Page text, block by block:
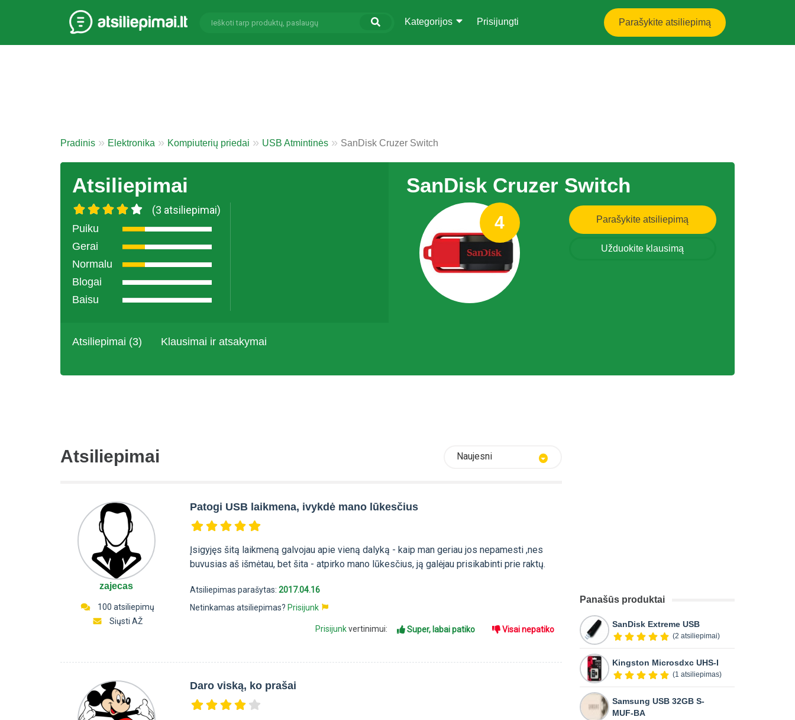
Parašykite atsiliepimą
Kategorijos Prisijungti
Pradinis Elektronika Kompiuterių priedai USB Atmintinės SanDisk Cruzer Switch
Atsiliepimai
(3 atsiliepimai)
Puiku
Gerai
Normalu
Blogai
Baisu
Atsiliepimai (3) Klausimai ir atsakymai
SanDisk Cruzer Switch
4 Parašykite atsiliepimą
Užduokite klausimą
Atsiliepimai Naujesni
zajecas
100 atsiliepimų
Siųsti AŽ
Patogi USB laikmena, ivykdė mano lūkesčius
Įsigyjęs šitą laikmeną galvojau apie vieną dalyką - kaip man geriau jos nepamesti ,nes
buvusias aš išmėtau, bet šita - atpirko mano lūkesčius, ją galėjau prisikabinti prie raktų.
Atsiliepimas parašytas:2017.04.16
Netinkamas atsiliepimas? Prisijunk
Prisijunkvertinimui: Super, labai patiko Visai nepatiko
Daro viską, ko prašai
Panašūs produktai
SanDisk Extreme USB
(2 atsiliepimai)
Kingston Microsdxc UHS-I
(1 atsiliepimas)
Samsung USB 32GB S-
MUF-BA